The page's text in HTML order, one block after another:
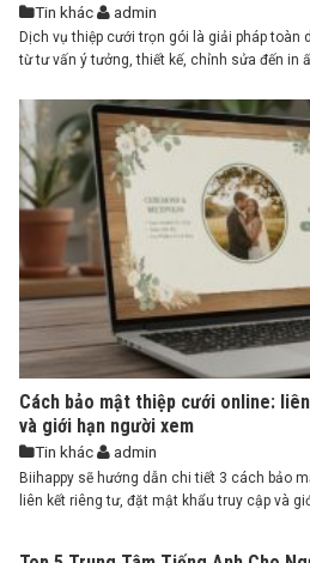
Tin khác admin
Dịch vụ thiệp cưới trọn gói là giải pháp toàn
từ tư vấn ý tưởng, thiết kế, chỉnh sửa đến in
chức tiệc cưới, hiểu rằng ...
Cách bảo mật thiệp cưới online:
và giới hạn người xem
Tin khác admin
Biihappy sẽ hướng dẫn chi tiết 3 cách bảo
liên kết riêng tư, đặt mật khẩu truy cập và